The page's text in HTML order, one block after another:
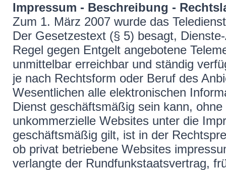
Impressum - Beschreibung -
Zum 1. März 2007 wurde das
Der Gesetzestext (§ 5) besagt,
Regel gegen Entgelt angebotene
unmittelbar erreichbar und ständig
je nach Rechtsform oder Beruf des
Wesentlichen alle elektronischen
Dienst geschäftsmäßig sein kann,
unkommerzielle Websites unter die
geschäftsmäßig gilt, ist in der
ob privat betriebene Websites
verlangte der Rundfunkstaatsvertrag,